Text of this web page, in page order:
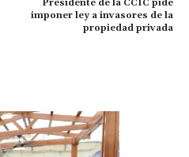
Presidente de la CCIC pide
imponer ley a invasores de la
propiedad privada